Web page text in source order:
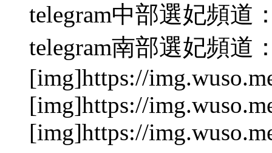
telegram中部選妃頻道
telegram南部選妃頻道
[img]https://
[img]https://
[img]https://